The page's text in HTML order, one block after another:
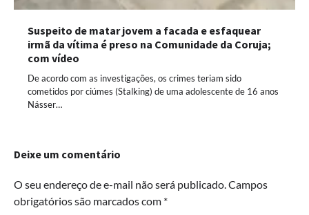
Suspeito de matar jovem a facada e esfaquear
irmã da vítima é preso na Comunidade da Coruja;
com vídeo
De acordo com as investigações, os crimes teriam sido
cometidos por ciúmes (Stalking) de uma adolescente de 16 anos
Násser…
Deixe um comentário
O seu endereço de e-mail não será publicado. Campos
obrigatórios são marcados com *